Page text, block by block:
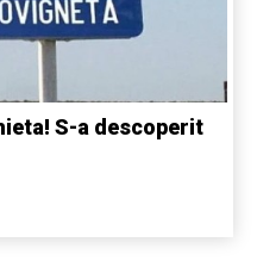
S-a descoperit